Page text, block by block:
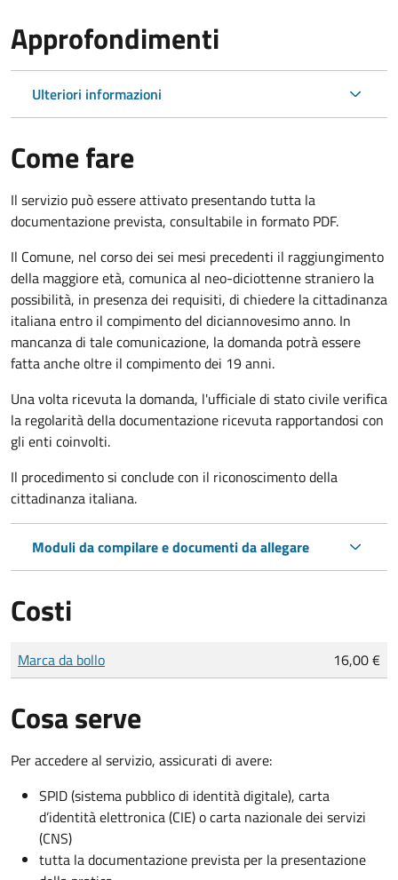
Approfondimenti
Ulteriori informazioni
Come fare
Il servizio può essere attivato presentando tutta la
documentazione prevista, consultabile in formato PDF.
Il Comune, nel corso dei sei mesi precedenti il raggiungimento
della maggiore età, comunica al neo-diciottenne straniero la
possibilità, in presenza dei requisiti, di chiedere la cittadinanza
italiana entro il compimento del diciannovesimo anno. In
mancanza di tale comunicazione, la domanda potrà essere
fatta anche oltre il compimento dei 19 anni.
Una volta ricevuta la domanda, l'ufficiale di stato civile verifica
la regolarità della documentazione ricevuta rapportandosi con
gli enti coinvolti.
Il procedimento si conclude con il riconoscimento della
cittadinanza italiana.
Moduli da compilare e documenti da allegare
Costi
Tipo di pagamento
Importo
Marca da bollo 16,00 €
Cosa serve
Per accedere al servizio, assicurati di avere:
SPID (sistema pubblico di identità digitale), carta
d’identità elettronica (CIE) o carta nazionale dei servizi
(CNS)
tutta la documentazione prevista per la presentazione